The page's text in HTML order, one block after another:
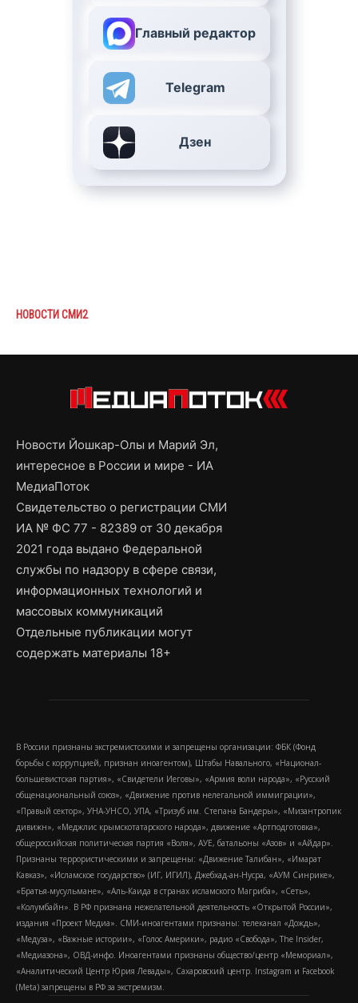
Главный редактор
Telegram
Дзен
НОВОСТИ СМИ2
Новости Йошкар-Олы и Марий Эл,
интересное в России и мире - ИА
МедиаПоток
Свидетельство о регистрации СМИ
ИА № ФС 77 - 82389 от 30 декабря
2021 года выдано Федеральной
службы по надзору в сфере связи,
информационных технологий и
массовых коммуникаций
Отдельные публикации могут
содержать материалы 18+
В России признаны экстремистскими и запрещены организации: ФБК (Фонд
борьбы с коррупцией, признан иноагентом), Штабы Навального, «Национал-
большевистская партия», «Свидетели Иеговы», «Армия воли народа», «Русский
общенациональный союз», «Движение против нелегальной иммиграции»,
«Правый сектор», УНА-УНСО, УПА, «Тризуб им. Степана Бандеры», «Мизантропик
дивижн», «Меджлис крымскотатарского народа», движение «Артподготовка»,
общероссийская политическая партия «Воля», АУЕ, батальоны «Азов» и «Айдар».
Признаны террористическими и запрещены: «Движение Талибан», «Имарат
Кавказ», «Исламское государство» (ИГ, ИГИЛ), Джебхад-ан-Нусра, «АУМ Синрике»,
«Братья-мусульмане», «Аль-Каида в странах исламского Магриба», «Сеть»,
«Колумбайн». В РФ признана нежелательной деятельность «Открытой России»,
издания «Проект Медиа». СМИ-иноагентами признаны: телеканал «Дождь»,
«Медуза», «Важные истории», «Голос Америки», радио «Свобода», The Insider,
«Медиазона», ОВД-инфо. Иноагентами признаны общество/центр «Мемориал»,
«Аналитический Центр Юрия Левады», Сахаровский центр. Instagram и Facebook
(Metа) запрещены в РФ за экстремизм.